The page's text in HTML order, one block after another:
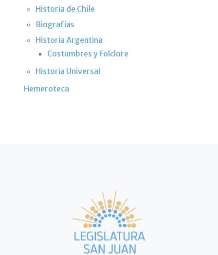
Historia de Chile
Biografías
Historia Argentina
Costumbres y Folclore
Historia Universal
Hemeroteca